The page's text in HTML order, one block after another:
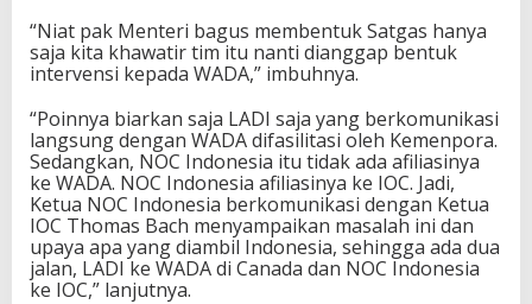
“Niat pak Menteri bagus membentuk Satgas hanya
saja kita khawatir tim itu nanti dianggap bentuk
intervensi kepada WADA,” imbuhnya.
“Poinnya biarkan saja LADI saja yang berkomunikasi
langsung dengan WADA difasilitasi oleh Kemenpora.
Sedangkan, NOC Indonesia itu tidak ada afiliasinya
ke WADA. NOC Indonesia afiliasinya ke IOC. Jadi,
Ketua NOC Indonesia berkomunikasi dengan Ketua
IOC Thomas Bach menyampaikan masalah ini dan
upaya apa yang diambil Indonesia, sehingga ada dua
jalan, LADI ke WADA di Canada dan NOC Indonesia
ke IOC,” lanjutnya.